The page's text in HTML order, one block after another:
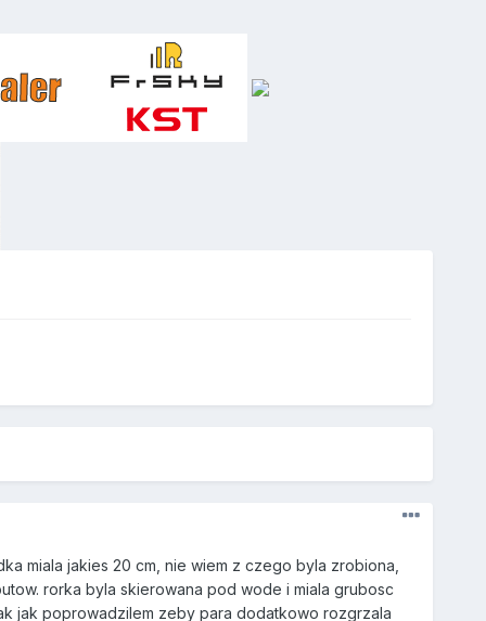
miala jakies 20 cm, nie wiem z czego byla zrobiona,
rorka byla skierowana pod wode i miala grubosc
jak poprowadzilem zeby para dodatkowo rozgrzala